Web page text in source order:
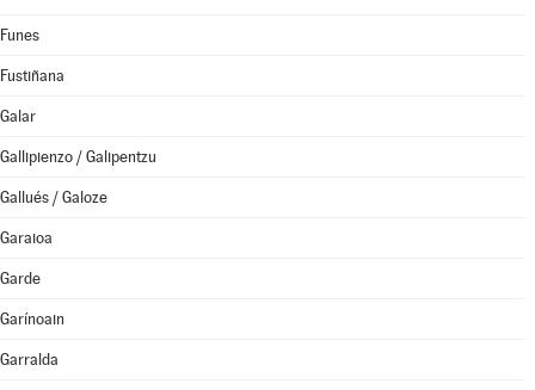
Funes
Fustiñana
Galar
Gallipienzo / Galipentzu
Gallués / Galoze
Garaioa
Garde
Garínoain
Garralda